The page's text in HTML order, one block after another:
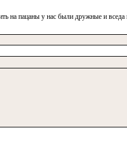
на пацаны у нас были дружные и